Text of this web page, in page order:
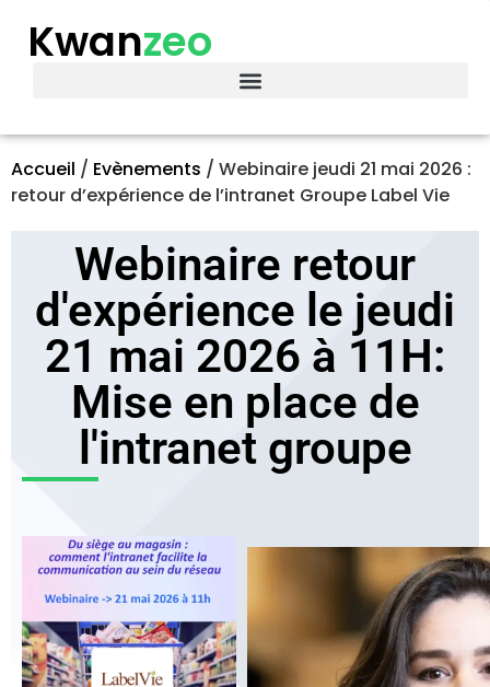
Kwanzeo
Accueil / Evènements / Webinaire jeudi 21 mai 2026 :
retour d’expérience de l’intranet Groupe Label Vie
Webinaire retour
d'expérience le jeudi
21 mai 2026 à 11H:
Mise en place de
l'intranet groupe